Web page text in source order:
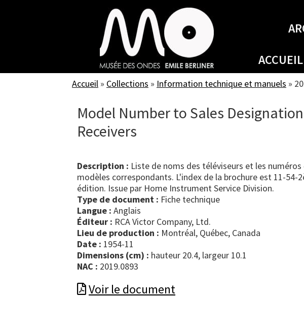
ACCUEIL
Accueil » Collections » Information technique et manuels »
Model Number to Sales
Receivers
Description : Liste de noms des téléviseurs et les numéros
modèles correspondants. L'index de la brochure est 11-54-
édition. Issue par Home Instrument Service Division.
Type de document :
fiche technique
Langue : Anglais
Éditeur : RCA Victor Company, Ltd.
Lieu de production : Montréal, Québec, Canada
Date : 1954-11
Dimensions (cm) : hauteur 20.4, largeur 10.1
NAC : 2019.0893
Voir le document